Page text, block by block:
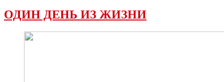
ОДИН ДЕНЬ ИЗ ЖИЗНИ